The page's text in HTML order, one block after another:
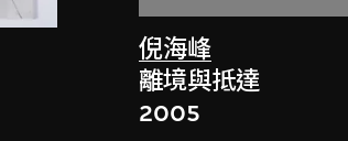
倪海峰
離境與抵達
2005